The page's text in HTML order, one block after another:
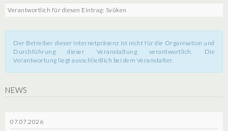
Verantwortlich für diesen Eintrag: Svüken
Der Betreiber dieser Internetpräsenz ist nicht für die Organisation und
Durchführung dieser Veranstaltung verantwortlich. Die
Verantwortung liegt ausschließlich bei dem Veranstalter.
NEWS
07.07.2026